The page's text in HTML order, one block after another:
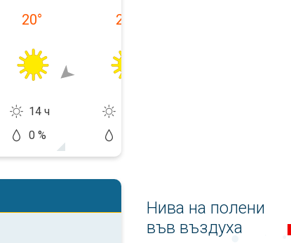
20°
14 ч
0 %
20
Нива на полени
във въздуха